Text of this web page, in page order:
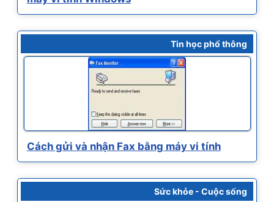
Tin học phổ thông
Cách gửi và nhận Fax bằng máy vi tính
Sức khỏe - Cuộc sống